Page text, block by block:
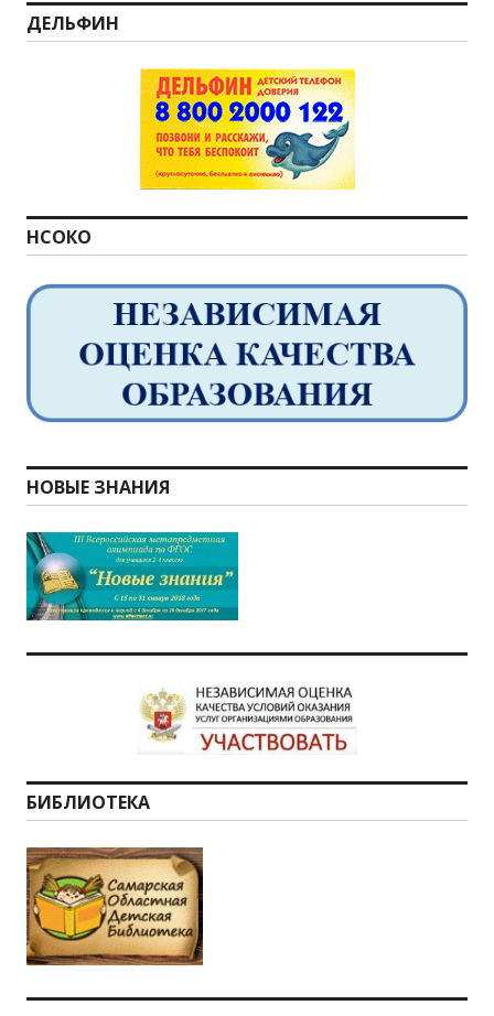
ДЕЛЬФИН
НСОКО
НОВЫЕ ЗНАНИЯ
БИБЛИОТЕКА